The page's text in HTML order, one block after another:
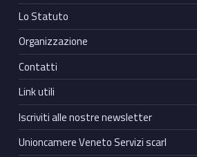
Lo Statuto
Organizzazione
Contatti
Link utili
Iscriviti alle nostre newsletter
Unioncamere Veneto Servizi scarl